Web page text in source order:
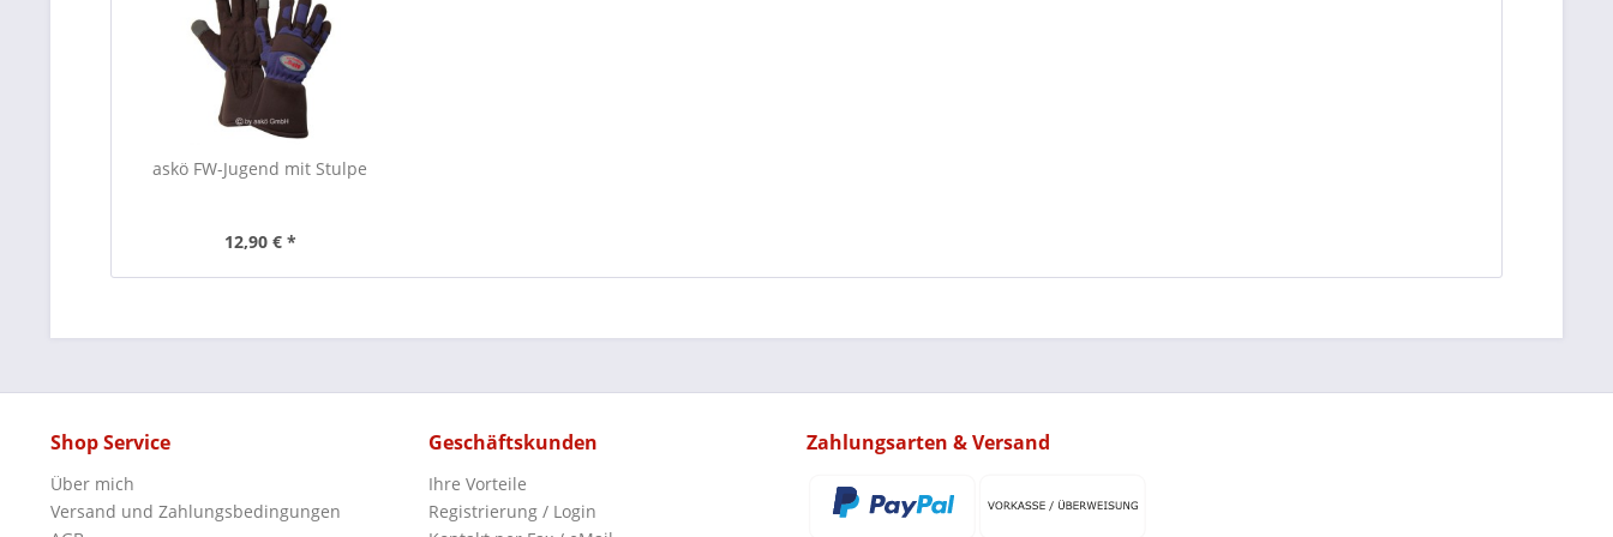
askö FW-Jugend mit Stulpe
12,90 € *
Shop Service
Über mich
Versand und Zahlungsbedingungen
Geschäftskunden
Ihre Vorteile
Registrierung / Login
Zahlungsarten & Versand